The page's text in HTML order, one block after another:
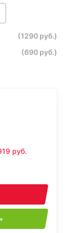
(1290 руб.)
(690 руб.)
руб.
+